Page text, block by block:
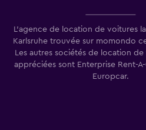
L'agence de location de voitures
Karlsruhe trouvée sur momondo
Les autres sociétés de location
appréciées sont Enterprise Rent-
Europcar.